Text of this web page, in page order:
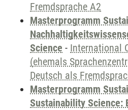
Fremdsprache A2
Masterprogramm
Science - International
(ehemals
Deutsch als
Masterprogramm
Sustainability Science: